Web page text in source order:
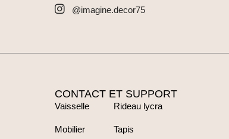
@imagine.decor75
CONTACT ET SUPPORT
Vaisselle
Mobilier
Rideau lycra
Tapis